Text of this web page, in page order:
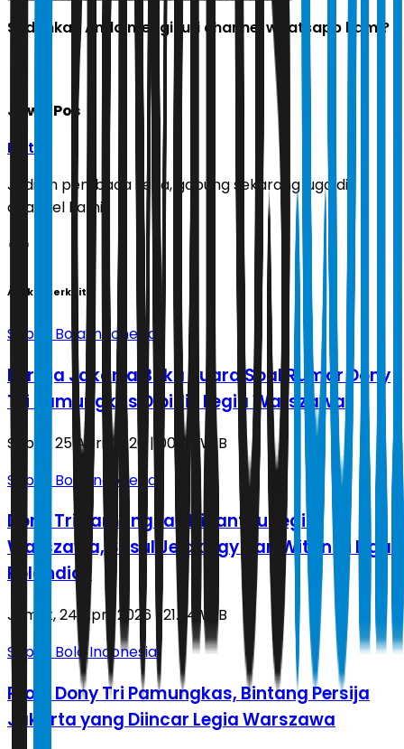
Sudahkah Anda mengikuti channel whatsapp kami?
Jawa Pos
Ikuti
Jadilah pembaca setia, gabung sekarang juga di
channel kami!
Artikel Terkait
Sepak Bola Indonesia
Persija Jakarta Buka Suara Soal Rumor Dony
Tri Pamungkas Dibidik Legia Warszawa
Sabtu, 25 April 2026 | 00.07 WIB
Sepak Bola Indonesia
Dony Tri Pamungkas Dipantau Legia
Warszawa, Susul Jejak Egy dan Witan di Liga
Polandia?
Jumat, 24 April 2026 | 21.34 WIB
Sepak Bola Indonesia
Profil Dony Tri Pamungkas, Bintang Persija
Jakarta yang Diincar Legia Warszawa